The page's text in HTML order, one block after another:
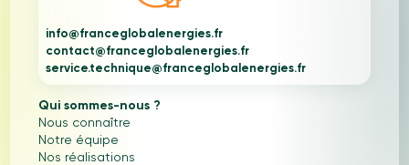
info@franceglobalenergies.fr
contact@franceglobalenergies.fr
service.technique@franceglobalenergies.fr
Qui sommes-nous ?
Nous connaître
Notre équipe
Nos réalisations